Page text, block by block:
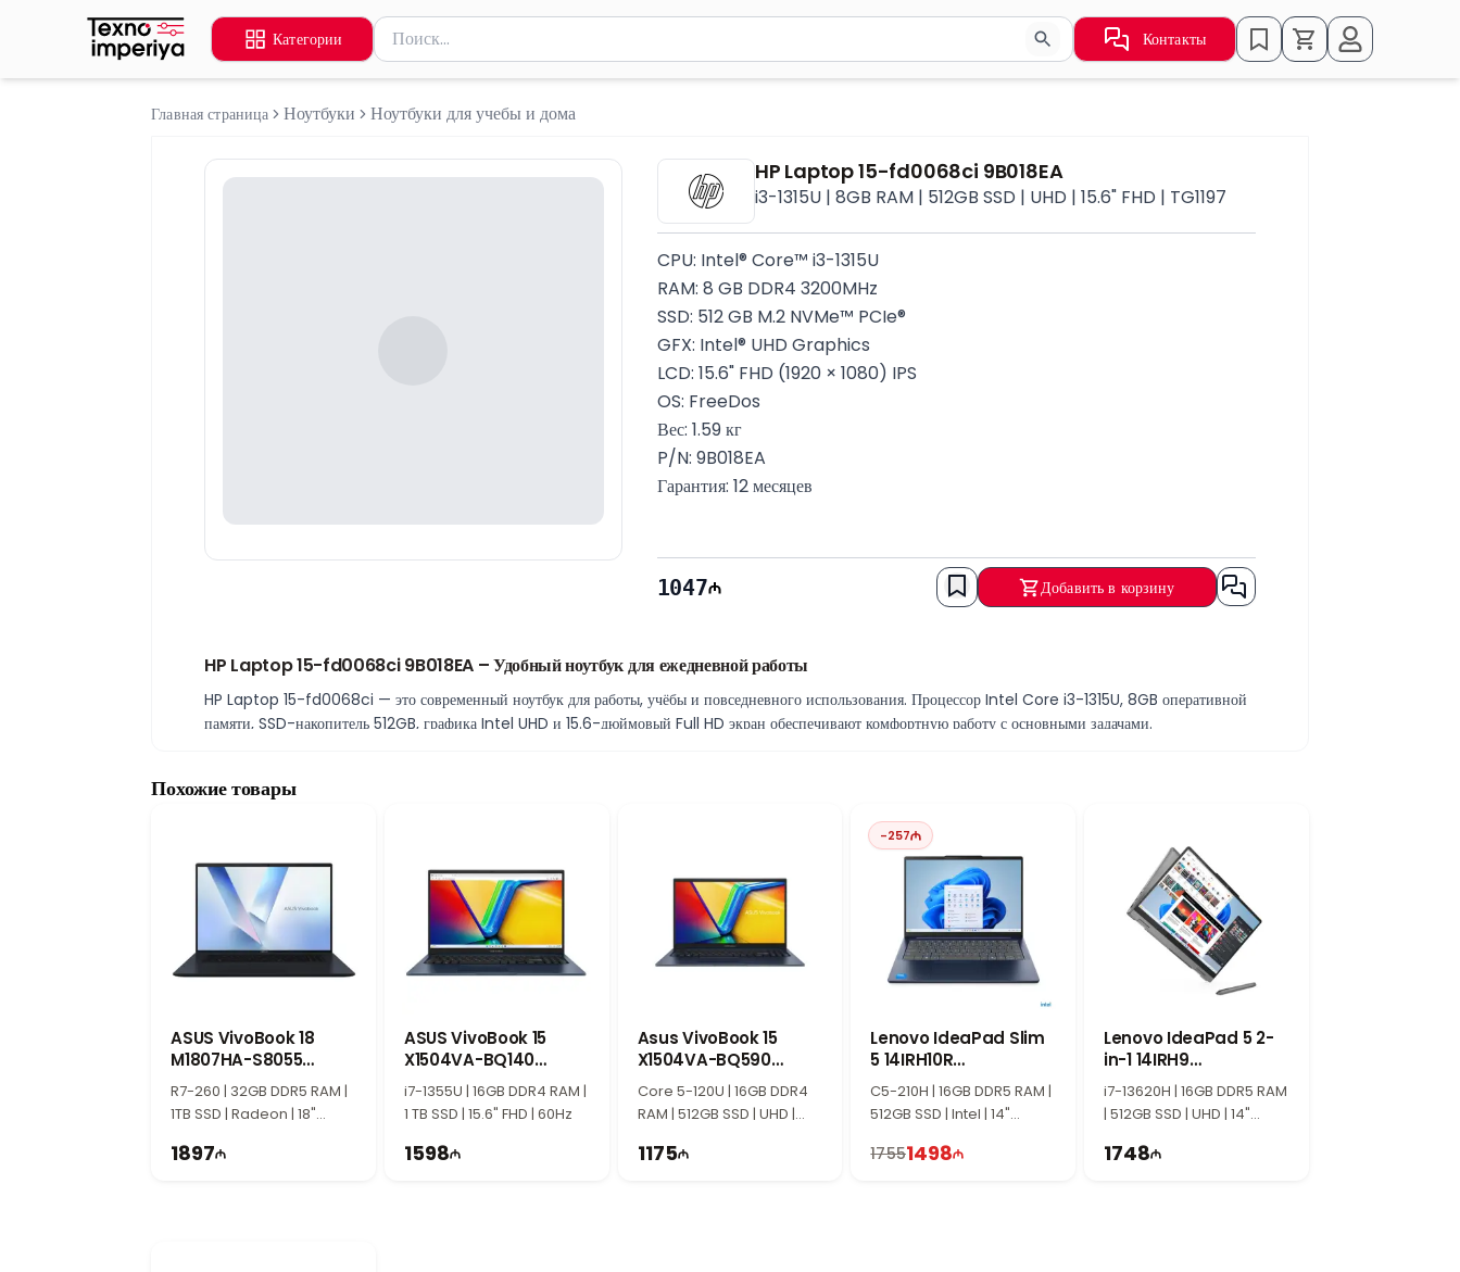
Категории
Поиск товаров
Введите минимум 2 символа для поиска. Нажмите Enter для отправки или используйте стрелки для навигации по результатам.
Контакты
Главная страница Ноутбуки Ноутбуки для учебы и дома
HP Laptop 15-fd0068ci 9B018EA
i3-1315U | 8GB RAM | 512GB SSD | UHD | 15.6" FHD | TG1197
CPU: Intel® Core™ i3-1315U
RAM: 8 GB DDR4 3200MHz
SSD: 512 GB M.2 NVMe™ PCIe®
GFX: Intel® UHD Graphics
LCD: 15.6" FHD (1920 × 1080) IPS
OS: FreeDos
Вес: 1.59 кг
P/N: 9B018EA
Гарантия: 12 месяцев
1047 Добавить в корзину
HP Laptop 15-fd0068ci 9B018EA – Удобный ноутбук для ежедневной работы
HP Laptop 15-fd0068ci — это современный ноутбук для работы, учёбы и повседневного использования. Процессор Intel Core i3-1315U, 8GB оперативной
памяти, SSD-накопитель 512GB, графика Intel UHD и 15.6-дюймовый Full HD экран обеспечивают комфортную работу с основными задачами.
обучения, видеоконференций и повседневных приложений.
Оперативная память 8GB позволяет удобно работать с основными программами и несколькими приложениями одновременно. SSD-накопитель объёмом
512GB обеспечивает быстрый запуск Windows, программ и файлов.
Intel UHD Graphics для мультимедиа
Встроенная графика Intel UHD подходит для просмотра видео, работы с презентациями, интернет-сёрфинга и выполнения простых графических задач. Она
обеспечивает плавную работу мультимедийных приложений.
15.6-дюймовый Full HD экран
Экран Full HD диагональю 15.6 дюйма обеспечивает чёткое изображение и удобное рабочее пространство. Он отлично подходит для работы с документами,
обучения, просмотра фильмов и ежедневного использования.
Для кого подходит этот ноутбук?
HP Laptop 15-fd0068ci станет отличным выбором для студентов, офисных сотрудников и пользователей, которым нужен доступный и надёжный ноутбук.
Благодаря Intel Core i3, SSD 512GB и Full HD экрану он обеспечивает комфортную работу каждый день.
Похожие товары
ASUS VivoBook 18
M1807HA-S8055
90NB15P1-M002R0
R7-260 | 32GB DDR5 RAM |
1TB SSD | Radeon | 18"
1897
ASUS VivoBook 15
X1504VA-BQ140
90NB10J1-M04U10
i7-1355U | 16GB DDR4 RAM |
1 TB SSD | 15.6" FHD | 60Hz
1598
Asus VivoBook 15
X1504VA-BQ590
90NB13Y1-M00X70
Core 5-120U | 16GB DDR4
RAM | 512GB SSD | UHD |
1175
-257
Lenovo IdeaPad Slim
5 14IRH10R
83J0006MRK
C5-210H | 16GB DDR5 RAM |
512GB SSD | Intel | 14"
17551498
Lenovo IdeaPad 5 2-
in-1 14IRH9
83KX006VRK
i7-13620H | 16GB DDR5 RAM
| 512GB SSD | UHD | 14"
1748